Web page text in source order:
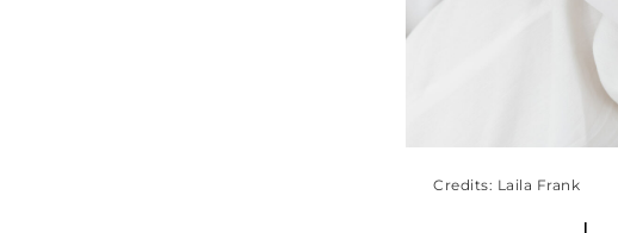
Credits: Laila Frank